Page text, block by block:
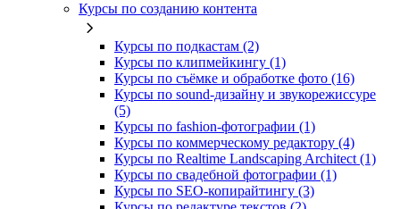
Курсы по созданию контента
Курсы по подкастам (2)
Курсы по клипмейкингу (1)
Курсы по съёмке и обработке фото (16)
Курсы по sound-дизайну и звукорежиссуре
(5)
Курсы по fashion-фотографии (1)
Курсы по коммерческому редактору (4)
Курсы по Realtime Landscaping Architect (1)
Курсы по свадебной фотографии (1)
Курсы по SEO-копирайтингу (3)